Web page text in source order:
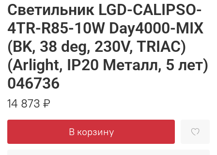
Светильник LGD-CALIPSO-
4TR-R85-10W Day4000-MIX
(BK, 38 deg, 230V, TRIAC)
(Arlight, IP20 Металл, 5 лет)
046736
14 873 ₽
В корзину